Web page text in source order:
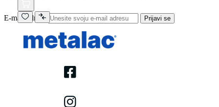
E-mail adresa Prijavi se